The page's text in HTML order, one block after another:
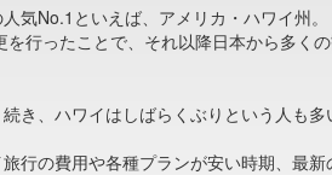
気No.1といえば、アメリカ・ハワイ州。
行ったことで、それ以降日本から多く
き、ハワイはしばらくぶりという人も多
行の費用や各種プランが安い時期、最